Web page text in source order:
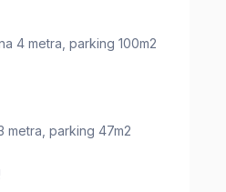
4 metra, parking 100m2
metra, parking 47m2